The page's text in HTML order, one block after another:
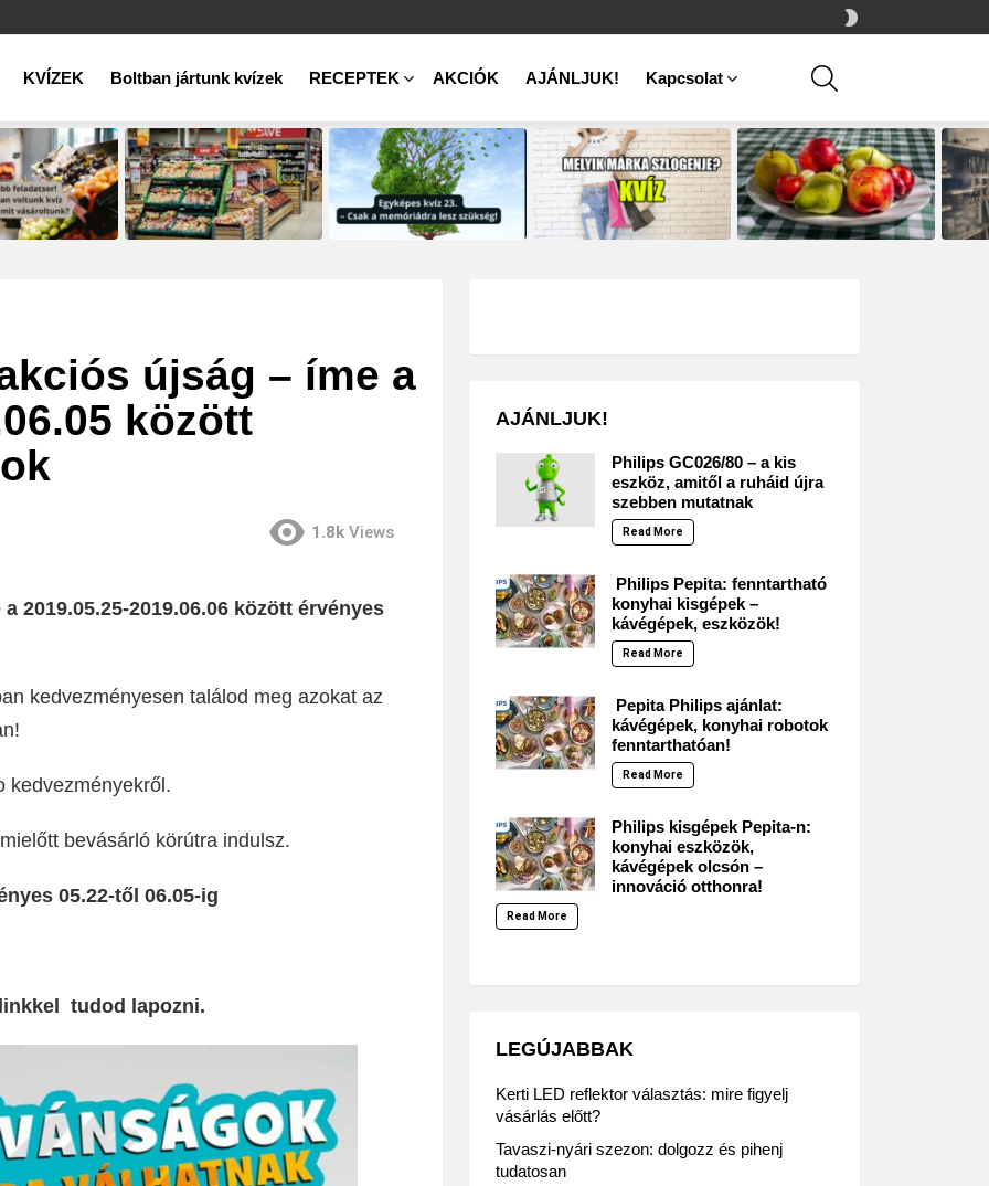
SKIN
KVÍZEK Boltban jártunk kvízek RECEPTEK AKCIÓK AJÁNLJUK! Kapcsolat
újság – íme a
között
1.8k Views
2019.05.25-2019.06.06 között érvényes
kedvezményesen találod meg azokat az
kedvezményekről.
bevásárló körútra indulsz.
05.22-től 06.05-ig
tudod lapozni.
AJÁNLJUK!
Philips GC026/80 – a kis
eszköz, amitől a ruháid újra
szebben mutatnak
Read More
Philips Pepita: fenntartható
konyhai kisgépek –
kávégépek, eszközök!
Read More
Pepita Philips ajánlat:
kávégépek, konyhai robotok
fenntarthatóan!
Read More
Philips kisgépek Pepita-n:
konyhai eszközök,
kávégépek olcsón –
innováció otthonra!
Read More
LEGÚJABBAK
Kerti LED reflektor választás: mire figyelj
vásárlás előtt?
Tavaszi-nyári szezon: dolgozz és pihenj
tudatosan